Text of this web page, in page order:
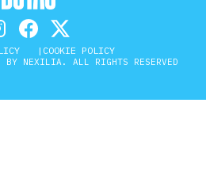
COOKIE POLICY
BY NEXILIA. ALL RIGHTS RESERVED